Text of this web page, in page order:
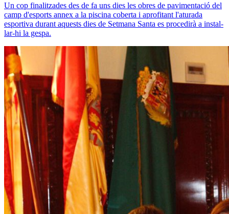
Un cop finalitzades des de fa uns dies les obres de pavimentació del
camp d'esports annex a la piscina coberta i aprofitant l'aturada
esportiva durant aquests dies de Setmana Santa es procedirà a instal-
lar-hi la gespa.